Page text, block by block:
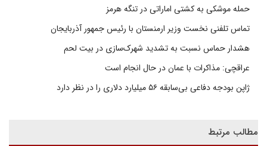
حمله موشکی به کشتی اماراتی در تنگه هرمز
تماس تلفنی نخست وزیر ارمنستان با رئیس جمهور آذربایجان
هشدار حماس نسبت به تشدید شهرک‌سازی در بیت‌ لحم
عراقچی: مذاکرات با عمان در حال انجام است
ژاپن بودجه دفاعی بی‌سابقه ۵۶ میلیارد دلاری را در نظر دارد
مطالب مرتبط